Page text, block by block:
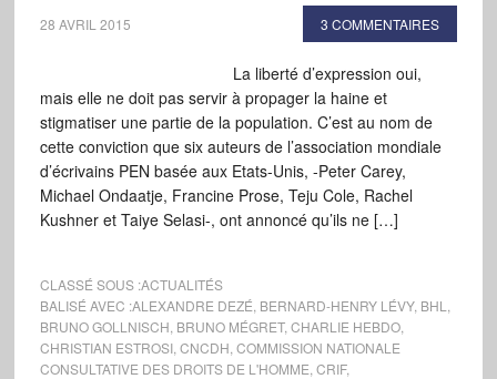
28 AVRIL 2015 3 COMMENTAIRES
La liberté d’expression oui,
mais elle ne doit pas servir à propager la haine et
stigmatiser une partie de la population. C’est au nom de
cette conviction que six auteurs de l’association mondiale
d’écrivains PEN basée aux Etats-Unis, -Peter Carey,
Michael Ondaatje, Francine Prose, Teju Cole, Rachel
Kushner et Taiye Selasi-, ont annoncé qu’ils ne […]
CLASSÉ SOUS :ACTUALITÉS
BALISÉ AVEC :ALEXANDRE DEZÉ BERNARD-HENRY LÉVY, BHL
BRUNO GOLLNISCH BRUNO MÉGRET, CHARLIE HEBDO,
CHRISTIAN ESTROSI, CNCDH COMMISSION NATIONALE
CONSULTATIVE DES DROITS DE L'HOMME CRIF,